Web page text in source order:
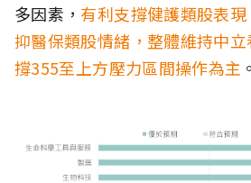
多因素， 有利支撐健護類股表
抑醫保類股情緒，整體維持中
撐355至上方壓力區間操作為主 。